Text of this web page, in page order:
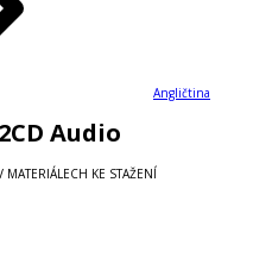
Angličtina
Audio
KE STAŽENÍ